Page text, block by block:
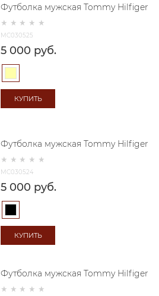
MC030525
Футболка мужская Tommy Hilfiger
5 000 руб.
КУПИТЬ
MC030524
Футболка мужская Tommy Hilfiger
5 000 руб.
КУПИТЬ
Футболка мужская Tommy Hilfiger